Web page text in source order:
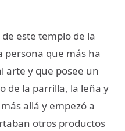
este templo de la
persona que más ha
arte y que posee un
de la parrilla, la leña y
allá y empezó a
otros productos